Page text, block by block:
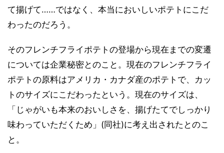
て揚げて……ではなく、本当においしいポテトにこだ
わったのだろう。
そのフレンチフライポテトの登場から現在までの変遷
については企業秘密とのこと。現在のフレンチフライ
ポテトの原料はアメリカ・カナダ産のポテトで、カッ
トのサイズにこだわったという。現在のサイズは、
「じゃがいも本来のおいしさを、揚げたてでしっかり
味わっていただくため」(同社)に考え出されたとのこ
と。